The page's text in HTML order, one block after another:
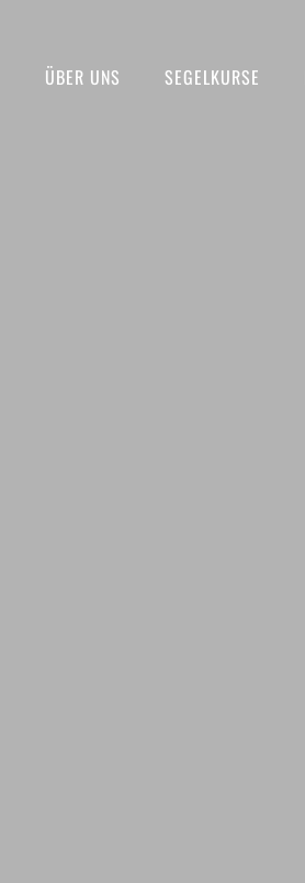
ÜBER UNS SEGELKURSE